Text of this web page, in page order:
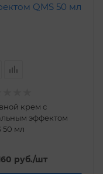
крем с
эффектом
50 мл
руб./шт